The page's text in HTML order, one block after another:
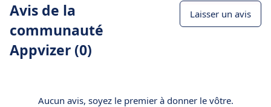
Avis de la
communauté
Appvizer (0)
Laisser un avis
Aucun avis, soyez le premier à donner le vôtre.